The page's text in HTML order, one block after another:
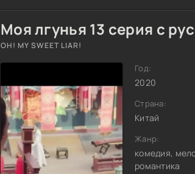
Моя лгунья 13 серия с
OH! MY SWEET LIAR!
Год:
2020
Страна:
Китай
Жанр:
комедия,
романтика